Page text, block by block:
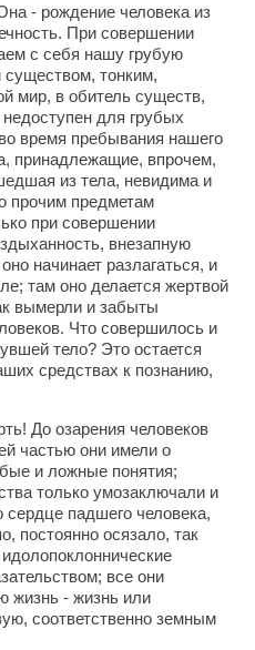
- рождение человека из
При совершении
с себя нашу грубую
тонким,
мир, в обитель существ,
для грубых
время пребывания нашего
принадлежащие, впрочем,
из тела, невидима и
прочим предметам
при совершении
внезапную
начинает разлагаться, и
там оно делается жертвой
вымерли и забыты
Что совершилось и
тело? Это остается
средствах к познанию,
До озарения человеков
частью они имели о
и ложные понятия;
только умозаключали и
падшего человека,
постоянно осязало, так
все они
жизнь - жизнь или
соответственно земным